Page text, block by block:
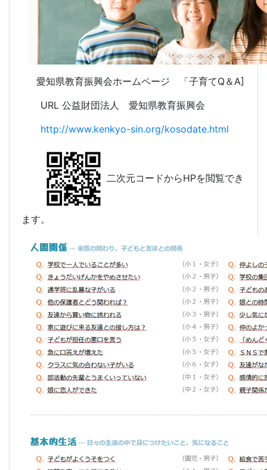
愛知県教育振興会ホームページ 「子育てQ＆A]
URL 公益財団法人 愛知県教育振興会
http://www.kenkyo-sin.org/kosodate.html
二次元コードからHPを閲覧でき
ます。